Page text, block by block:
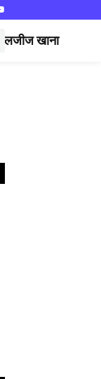
लजीज खाना